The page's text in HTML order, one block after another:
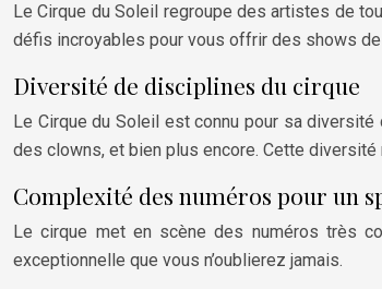
Le Cirque du Soleil regroupe des artistes de
défis incroyables pour vous offrir des shows de
Diversité de disciplines du cirque
Le Cirque du Soleil est connu pour sa
des clowns, et bien plus encore. Cette
Complexité des numéros pour un
Le cirque met en scène des numéros très
exceptionnelle que vous n’oublierez jamais.